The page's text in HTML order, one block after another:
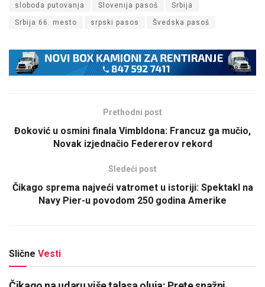
sloboda putovanja Slovenija pasoš Srbija
Srbija 66. mesto srpski pasos Švedska pasoš
Prethodni post
Đoković u osmini finala Vimbldona: Francuz ga mučio,
Novak izjednačio Federerov rekord
Sledeći post
Čikago sprema najveći vatromet u istoriji: Spektakl na
Navy Pier-u povodom 250 godina Amerike
Slične Vesti